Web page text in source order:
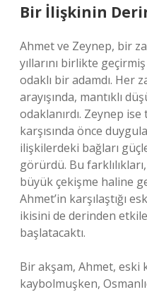
Bir İlişkinin
Ahmet ve Zeynep, bir
yıllarını birlikte
odaklı bir adamdı. Her
arayışında, mantıklı
odaklanırdı. Zeynep
karşısında önce
ilişkilerdeki bağları
görürdü. Bu
büyük çekişme haline
Ahmet’in karşılaştığı
ikisini de derinden
başlatacaktı.
Bir akşam, Ahmet, eski
kaybolmuşken,